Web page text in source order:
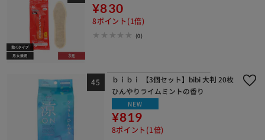
¥830
8ポイント(1倍)
(0)
ｂｉｂｉ 【3個セット】bibi 大判 20枚
ひんやりライムミントの香り
NEW
¥819
8ポイント(1倍)